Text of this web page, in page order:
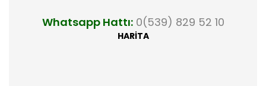
Whatsapp Hattı: 0(539) 829 52 10
HARİTA